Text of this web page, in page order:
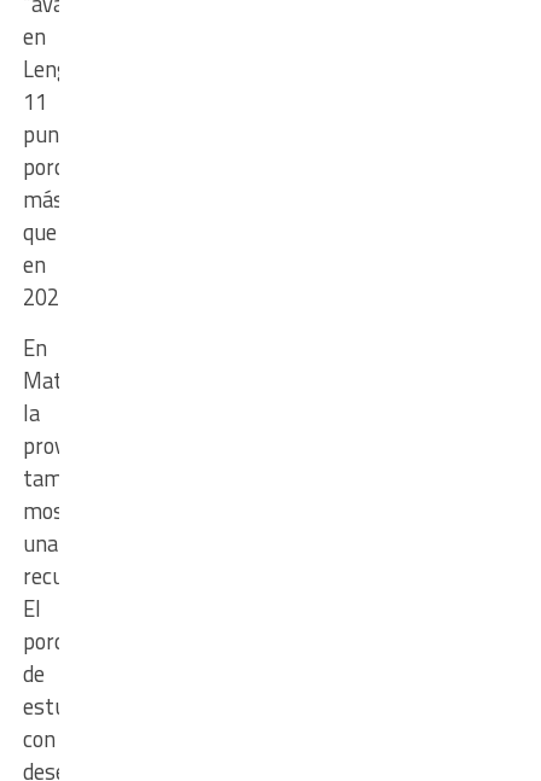
en
Lengua,
11
puntos
porcentuales
más
que
en
2023.
En
Matemática,
la
provincia
también
mostró
una
recuperación.
El
porcentaje
de
estudiantes
con
desempeños